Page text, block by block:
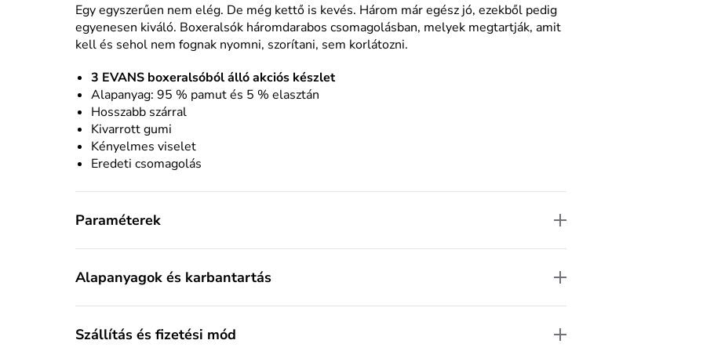
Egy egyszerűen nem elég. De még kettő is kevés. Három már egész jó, ezekből pedig
egyenesen kiváló. Boxeralsók háromdarabos csomagolásban, melyek megtartják, amit
kell és sehol nem fognak nyomni, szorítani, sem korlátozni.
3 EVANS boxeralsóból álló akciós készlet
Alapanyag: 95 % pamut és 5 % elasztán
Hosszabb szárral
Kivarrott gumi
Kényelmes viselet
Eredeti csomagolás
Paraméterek
Alapanyagok és karbantartás
Szállítás és fizetési mód